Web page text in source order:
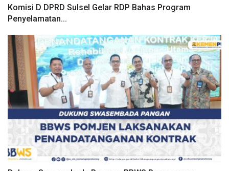
Komisi D DPRD Sulsel Gelar RDP Bahas Program
Penyelamatan...